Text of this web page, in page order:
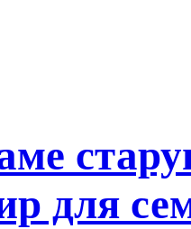
для